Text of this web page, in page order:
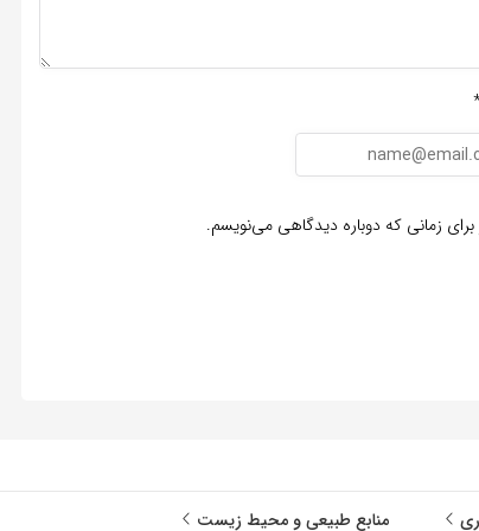
زمانی که دوباره دیدگاهی می‌نویسم.
منابع طبیعی و محیط زیست